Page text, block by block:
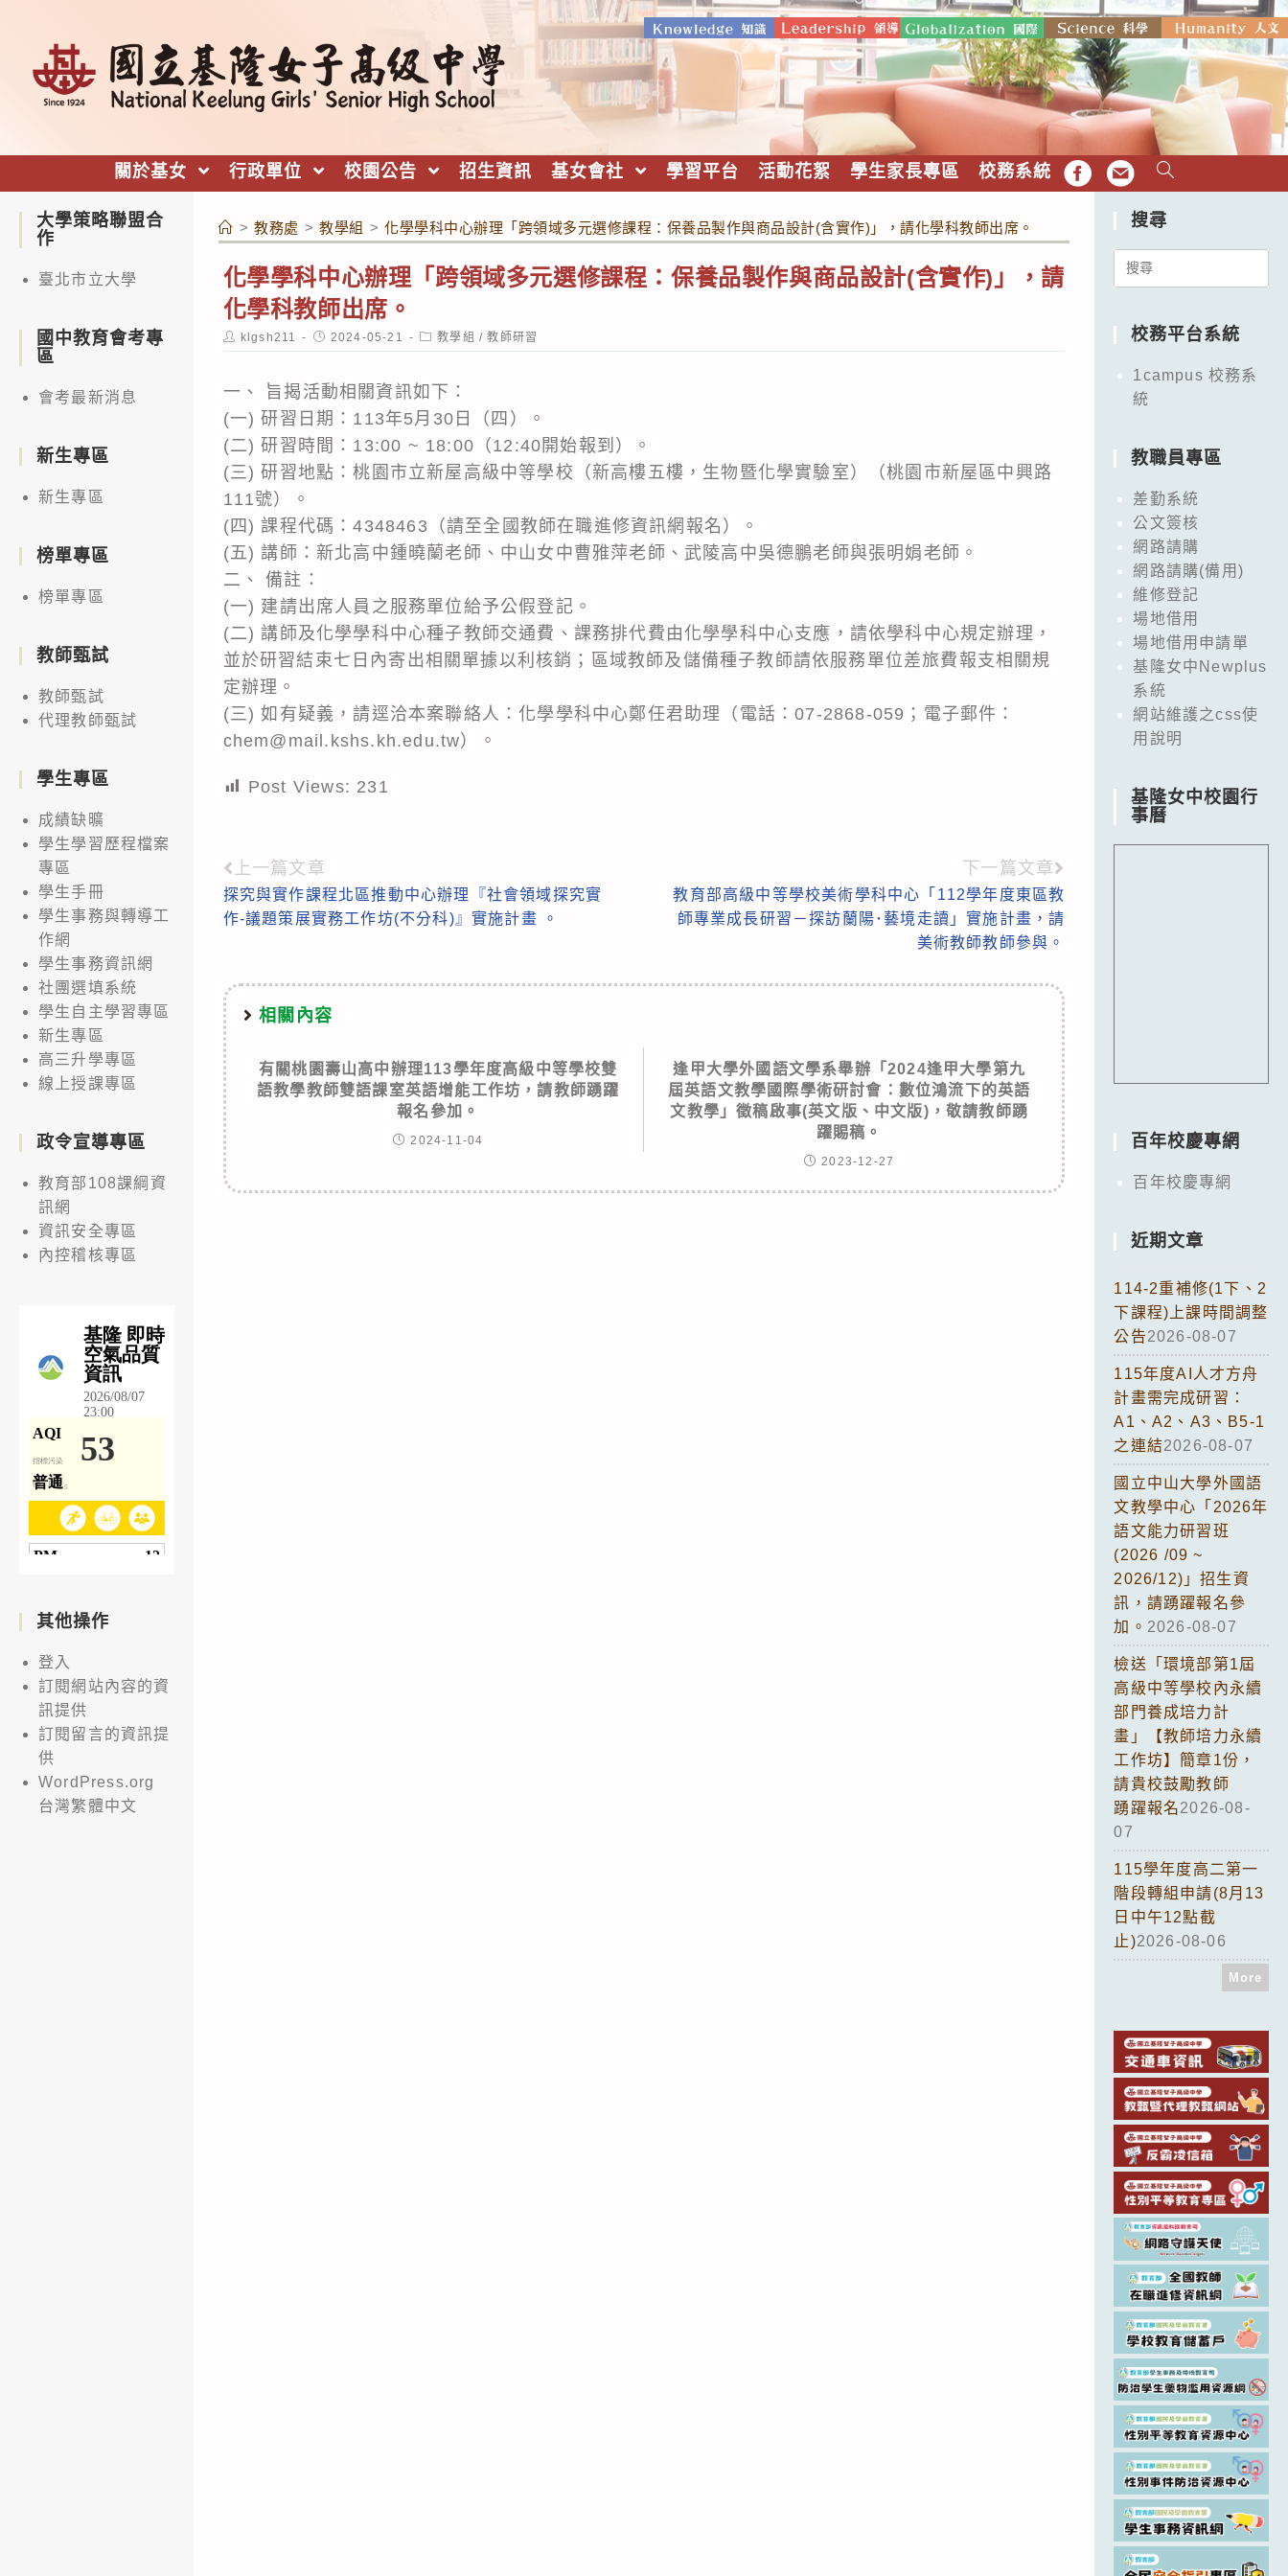
關於基女 行政單位 校園公告 招生資訊 基女會社 學習平台 活動花絮 學生家長專區 校務系統 FB EMAIL
> 教務處 > 教學組 > 化學學科中心辦理「跨領域多元選修課程：保養品製作與商品設計(含實作)」，請化學科教師出席。
化學學科中心辦理「跨領域多元選修課程：保養品製作與商品設計(含實作)」，請
化學科教師出席。
Post
author:
klgsh211
Post
published:
2024-05-21
Post
category:
教學組 / 教師研習
一、 旨揭活動相關資訊如下：
(一) 研習日期：113年5月30日（四）。
(二) 研習時間：13:00 ~ 18:00（12:40開始報到）。
(三) 研習地點：桃園市立新屋高級中等學校（新高樓五樓，生物暨化學實驗室）（桃園市新屋區中興路
111號）。
(四) 課程代碼：4348463（請至全國教師在職進修資訊網報名）。
(五) 講師：新北高中鍾曉蘭老師、中山女中曹雅萍老師、武陵高中吳德鵬老師與張明娟老師。
二、 備註：
(一) 建請出席人員之服務單位給予公假登記。
(二) 講師及化學學科中心種子教師交通費、課務排代費由化學學科中心支應，請依學科中心規定辦理，
並於研習結束七日內寄出相關單據以利核銷；區域教師及儲備種子教師請依服務單位差旅費報支相關規
定辦理。
(三) 如有疑義，請逕洽本案聯絡人：化學學科中心鄭任君助理（電話：07-2868-059；電子郵件：
chem@mail.kshs.kh.edu.tw）。
Post Views: 231
Read
more
上一篇文章
探究與實作課程北區推動中心辦理『社會領域探究實
作-議題策展實務工作坊(不分科)』實施計畫 。
下一篇文章
教育部高級中等學校美術學科中心「112學年度東區教
師專業成長研習－探訪蘭陽･藝境走讀」實施計畫，請
美術教師教師參與。
相關內容
有關桃園壽山高中辦理113學年度高級中等學校雙
語教學教師雙語課室英語增能工作坊，請教師踴躍
報名參加。
2024-11-04
逢甲大學外國語文學系舉辦「2024逢甲大學第九
屆英語文教學國際學術研討會：數位鴻流下的英語
文教學」徵稿啟事(英文版、中文版)，敬請教師踴
躍賜稿。
2023-12-27
大學策略聯盟合
作
臺北市立大學
國中教育會考專
區
會考最新消息
新生專區
新生專區
榜單專區
榜單專區
教師甄試
教師甄試
代理教師甄試
學生專區
成績缺曠
學生學習歷程檔案
專區
學生手冊
學生事務與轉導工
作網
學生事務資訊網
社團選填系統
學生自主學習專區
新生專區
高三升學專區
線上授課專區
政令宣導專區
教育部108課綱資
訊網
資訊安全專區
內控稽核專區
其他操作
登入
訂閱網站內容的資
訊提供
訂閱留言的資訊提
供
WordPress.org
台灣繁體中文
搜尋
Search
校務平台系統
1campus 校務系
統
教職員專區
差勤系統
公文簽核
網路請購
網路請購(備用)
維修登記
場地借用
場地借用申請單
基隆女中Newplus
系統
網站維護之css使
用說明
基隆女中校園行
事曆
百年校慶專網
百年校慶專網
近期文章
114-2重補修(1下、2
下課程)上課時間調整
公告2026-08-07
115年度AI人才方舟
計畫需完成研習：
A1、A2、A3、B5-1
之連結2026-08-07
國立中山大學外國語
文教學中心「2026年
語文能力研習班
(2026 /09 ~
2026/12)」招生資
訊，請踴躍報名參
加。 2026-08-07
檢送「環境部第1屆
高級中等學校內永續
部門養成培力計
畫」【教師培力永續
工作坊】簡章1份，
請貴校鼓勵教師
踴躍報名2026-08-
07
115學年度高二第一
階段轉組申請(8月13
日中午12點截
止)2026-08-06
More